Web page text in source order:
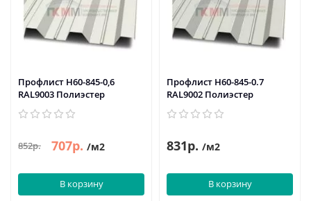
Профлист Н60-845-0,6
RAL9003 Полиэстер
852р. 707р. /м2
В корзину
Профлист Н60-845-0.7
RAL9002 Полиэстер
831р. /м2
В корзину